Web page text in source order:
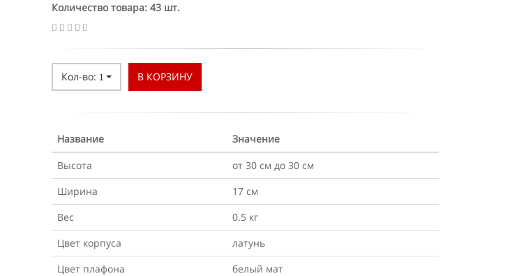
Количество товара: 43 шт.
Кол-во: 1 В КОРЗИНУ
Название
Значение
Высота
от 30 см до 30 см
Ширина
17 см
Вес
0.5 кг
Цвет корпуса
латунь
Цвет плафона
белый мат